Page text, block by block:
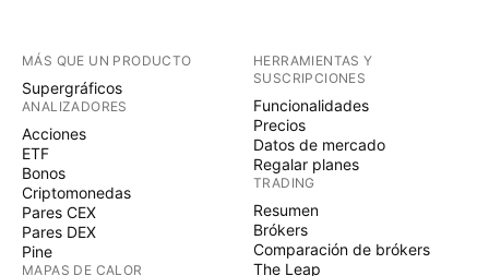
MÁS QUE UN PRODUCTO
Supergráficos
ANALIZADORES
Acciones
ETF
Bonos
Criptomonedas
Pares CEX
Pares DEX
Pine
MAPAS DE CALOR
HERRAMIENTAS Y
SUSCRIPCIONES
Funcionalidades
Precios
Datos de mercado
Regalar planes
TRADING
Resumen
Brókers
Comparación de brókers
The Leap